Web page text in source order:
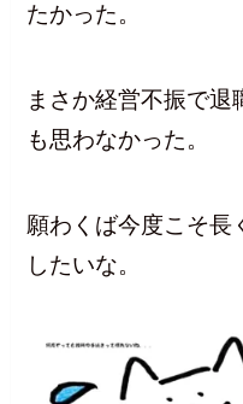
たかった。
まさか経営不振で退
も思わなかった。
願わくば今度こそ長
したいな。